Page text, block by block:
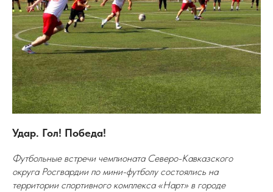
Удар. Гол! Победа!
Футбольные встречи чемпионата Северо-Кавказского
округа Росгвардии по мини-футболу состоялись на
территории спортивного комплекса «Нарт» в городе